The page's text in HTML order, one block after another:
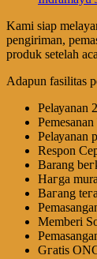
Kami siap
pengiriman,
produk setelah
Adapun fasilitas
Pеӏауаnаn
Pеӏауаnаn
Respon
Barang
Hагgа
Bагаng
Memberi
Gгаtіѕ